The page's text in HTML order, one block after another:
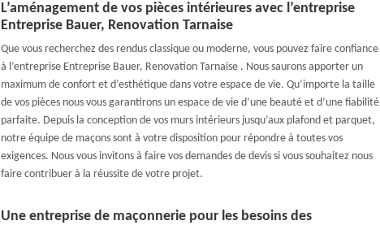
L’aménagement de vos pièces intérieures avec l’entreprise
Entreprise Bauer, Renovation Tarnaise
Que vous recherchez des rendus classique ou moderne, vous pouvez faire confiance
à l’entreprise Entreprise Bauer, Renovation Tarnaise . Nous saurons apporter un
maximum de confort et d’esthétique dans votre espace de vie. Qu’importe la taille
de vos pièces nous vous garantirons un espace de vie d’une beauté et d’une fiabilité
parfaite. Depuis la conception de vos murs intérieurs jusqu’aux plafond et parquet,
notre équipe de maçons sont à votre disposition pour répondre à toutes vos
exigences. Nous vous invitons à faire vos demandes de devis si vous souhaitez nous
faire contribuer à la réussite de votre projet.
Une entreprise de maçonnerie pour les besoins des